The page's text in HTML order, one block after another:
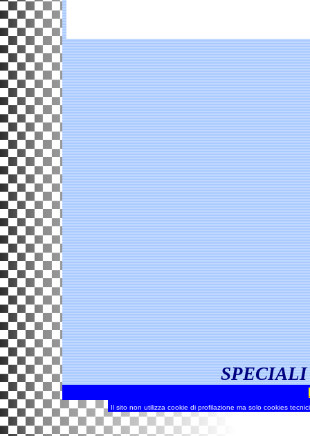
Il sito non utilizza cookie di profilazione ma solo cookies